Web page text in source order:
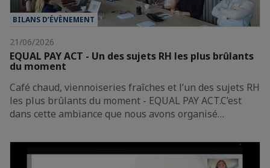
BILANS D’ÉVÈNEMENT
21/06/2026
EQUAL PAY ACT - Un des sujets RH les plus brûlants
du moment
Café chaud, viennoiseries fraîches et l’un des sujets RH
les plus brûlants du moment - EQUAL PAY ACT.C’est
dans cette ambiance que nous avons organisé…